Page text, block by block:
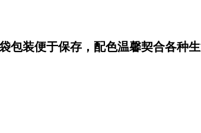
包装便于保存，配色温馨契合各种